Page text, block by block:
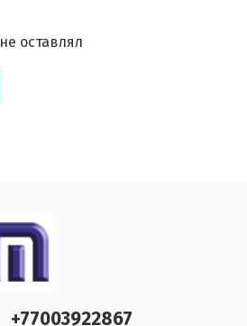
оставлял
+77003922867